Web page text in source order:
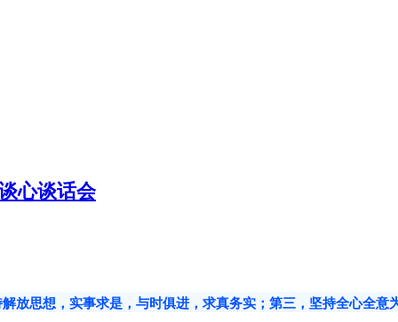
心谈话会
思想，实事求是，与时俱进，求真务实；第三，坚持全心全